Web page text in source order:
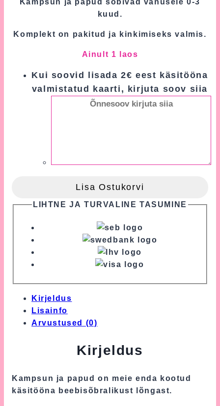
Kampsun ja papud sobivad vanusele 0-3
kuud.
Komplekt on pakitud ja kinkimiseks valmis.
Ainult 1 laos
Kui soovid lisada 2€ eest käsitööna
valmistatud kaarti, kirjuta soov siia
Lisa Ostukorvi
LIHTNE JA TURVALINE TASUMINE
Kirjeldus
Lisainfo
Arvustused (0)
Kirjeldus
Kampsun ja papud on meie enda kootud
käsitööna beebisõbralikust lõngast.